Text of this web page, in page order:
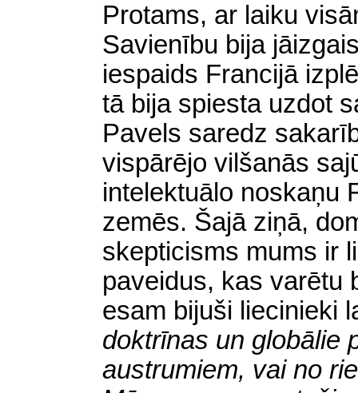
Protams, ar laiku
Savienību bija
iespaids Francijā
tā bija spiesta uzdot
Pavels saredz
vispārējo vilšanās
intelektuālo noskaņu
zemēs. Šajā ziņā,
skepticisms mums ir
paveidus, kas varētu
esam bijuši liecinieki
doktrīnas un globālie
austrumiem, vai no